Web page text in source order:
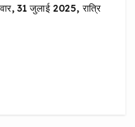
31 जुलाई 2025, रात्रि